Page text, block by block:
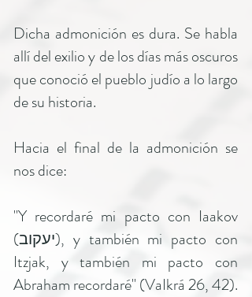
Dicha admonición es dura. Se habla
allí del exilio y de los días más oscuros
que conoció el pueblo judío a lo largo
de su historia.
Hacia el final de la admonición se
nos dice:
"Y recordaré mi pacto con Iaakov
(יעקוב), y también mi pacto con
Itzjak, y también mi pacto con
Abraham recordaré" (VaIkrá 26, 42).